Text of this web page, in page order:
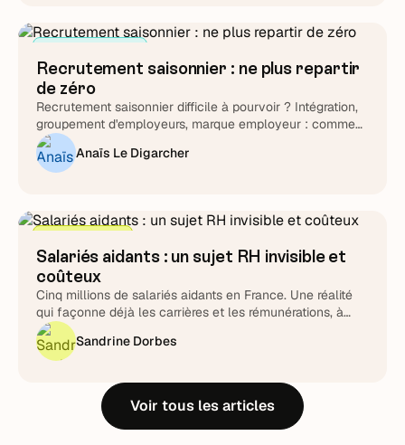
Recrutement saisonnier : ne plus repartir
de zéro
Recrutement saisonnier difficile à pourvoir ? Intégration,
groupement d'employeurs, marque employeur : comment
transformer le cycle en fidélisation durable.
Anaïs Le Digarcher
Salariés aidants : un sujet RH invisible et
coûteux
Cinq millions de salariés aidants en France. Une réalité
qui façonne déjà les carrières et les rémunérations, à
piloter plutôt qu'à subir.
Sandrine Dorbes
Voir tous les articles